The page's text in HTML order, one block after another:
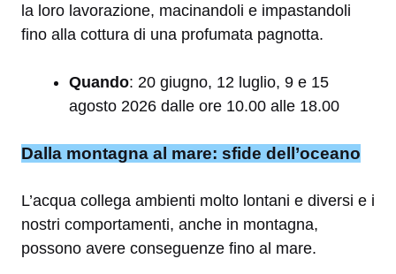
la loro lavorazione, macinandoli e impastandoli
fino alla cottura di una profumata pagnotta.
Quando: 20 giugno, 12 luglio, 9 e 15
agosto 2026 dalle ore 10.00 alle 18.00
Dalla montagna al mare: sfide dell’oceano
L’acqua collega ambienti molto lontani e diversi e i
nostri comportamenti, anche in montagna,
possono avere conseguenze fino al mare.